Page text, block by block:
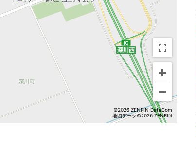
©2026 ZENRIN DataCom
地図データ©2026 ZENRIN